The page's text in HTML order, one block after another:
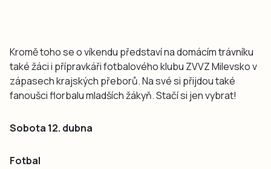
Kromě toho se o víkendu představí na domácím trávníku
také žáci i přípravkáři fotbalového klubu ZVVZ Milevsko v
zápasech krajských přeborů. Na své si přijdou také
fanoušci florbalu mladších žákyň. Stačí si jen vybrat!
Sobota 12. dubna
Fotbal